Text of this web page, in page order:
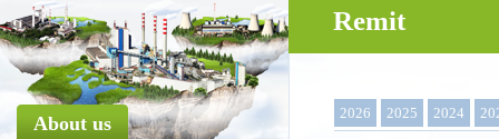
About us
Remit
2026 2025 2024